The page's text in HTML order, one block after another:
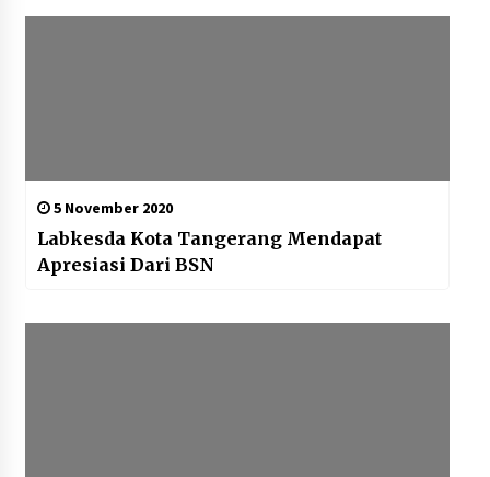
5 November 2020
Labkesda Kota Tangerang Mendapat
Apresiasi Dari BSN